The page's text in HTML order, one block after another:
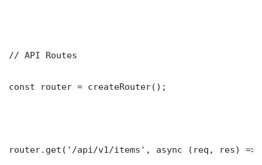
// API Routes
const router = createRouter();
router.get('/api/v1/items', async (req, res) =>